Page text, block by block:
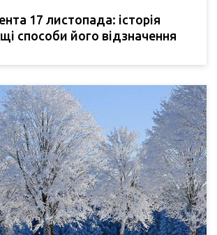
17 листопада: історія
способи його відзначення